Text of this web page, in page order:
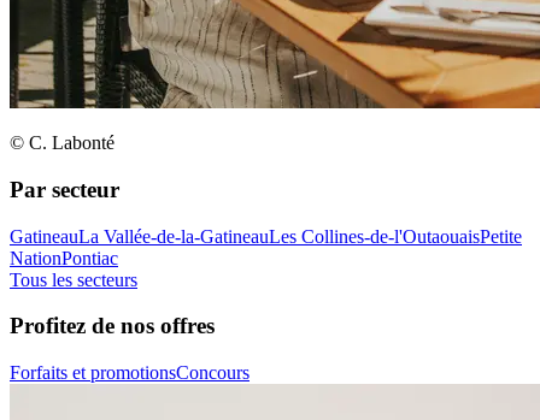
© C. Labonté
Par secteur
GatineauLa Vallée-de-la-GatineauLes Collines-de-l'OutaouaisPetite
NationPontiac
Tous les secteurs
Profitez de nos offres
Forfaits et promotionsConcours